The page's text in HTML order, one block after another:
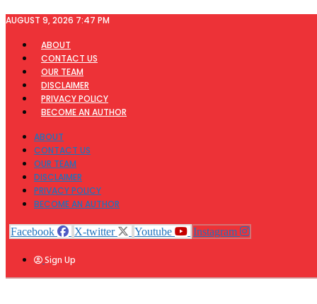
to
AUGUST 9, 2026 7:47 PM
ABOUT
CONTACT US
OUR TEAM
DISCLAIMER
PRIVACY POLICY
BECOME AN AUTHOR
ABOUT
CONTACT US
OUR TEAM
DISCLAIMER
PRIVACY POLICY
BECOME AN AUTHOR
Facebook X-twitter Youtube Instagram
Sign Up